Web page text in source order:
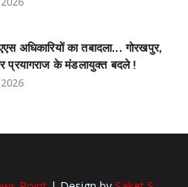
अधिकारियों का तबादला... गोरखपुर,
प्रयागराज के मंडलायुक्त बदले !